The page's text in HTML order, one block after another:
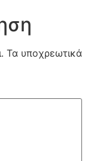
Τα υποχρεωτικά